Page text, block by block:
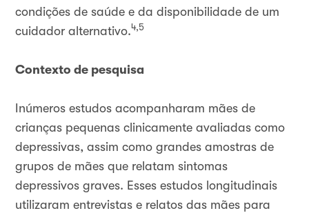
condições de saúde e da disponibilidade de um
cuidador alternativo.4,5
Contexto de pesquisa
Inúmeros estudos acompanharam mães de
crianças pequenas clinicamente avaliadas como
depressivas, assim como grandes amostras de
grupos de mães que relatam sintomas
depressivos graves. Esses estudos longitudinais
utilizaram entrevistas e relatos das mães para